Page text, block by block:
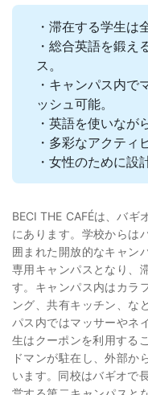
・滞在する学生は
・総合英語を鍛え
ス。
・キャンパス内で
ッシュ可能。
・英語を使いなが
・多彩なアクティ
・女性のために設
BECI THE CAFÉは、バ
にあります。学校からは
囲まれた開放的なキャン
専用キャンパスとなり、
す。キャンパス内はカラ
ング、共有キッチン、な
パス内ではマッサーやネ
生はクーポンを利用する
ドマンが駐在し、外部か
います。同校はバギオで